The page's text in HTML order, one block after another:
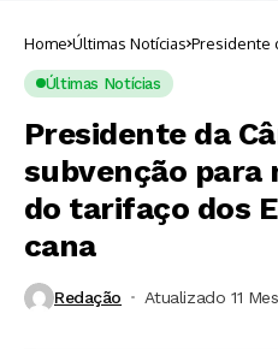
Home Últimas Notícias Presidente
mitigar
Últimas Notícias
Presidente da
subvenção
do tarifaço dos
cana
Redação Atualizado 11